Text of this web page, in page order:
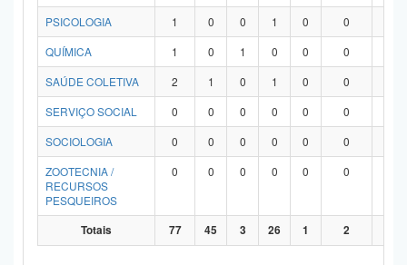
PSICOLOGIA 1 0 0 1 0 0
QUÍMICA
1 0 1 0 0 0
SAÚDE COLETIVA
2 1 0 1 0 0
SERVIÇO SOCIAL
0 0 0 0 0 0
SOCIOLOGIA
0 0 0 0 0 0
ZOOTECNIA /
RECURSOS
PESQUEIROS
0 0 0 0 0 0
Totais 77 45 3 26 1 2